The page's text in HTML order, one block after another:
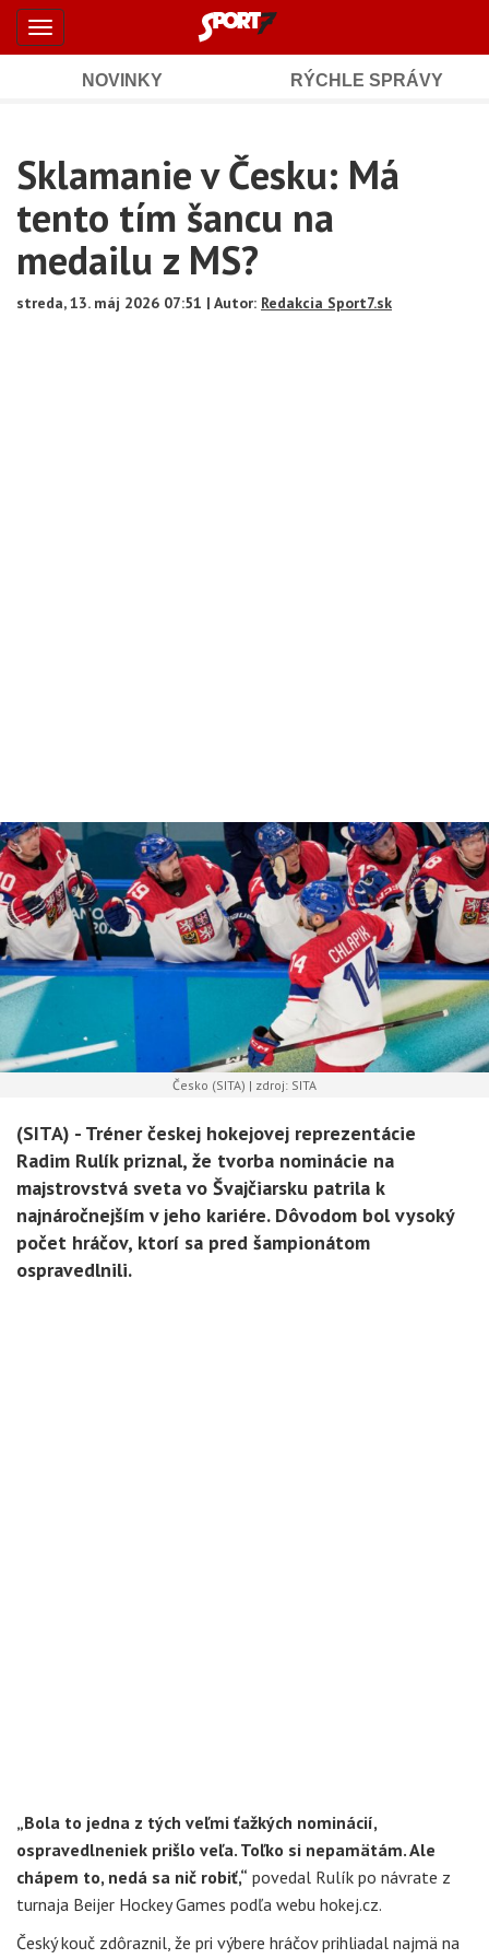
Šport7.sk
-
spravodajstvo
a
výsledky
Skočiť
hlavný
Toggle
navigation
Navigation
NOVINKY RÝCHLE SPRÁVY
Main
Content
Sklamanie v Česku: Má
tento tím šancu na
medailu z MS?
streda, 13. máj 2026 07:51 | Autor: Redakcia Sport7.sk
Česko (SITA) | zdroj: SITA
(SITA) - Tréner českej hokejovej reprezentácie
Radim Rulík priznal, že tvorba nominácie na
majstrovstvá sveta vo Švajčiarsku patrila k
najnáročnejším v jeho kariére. Dôvodom bol vysoký
počet hráčov, ktorí sa pred šampionátom
ospravedlnili.
„Bola to jedna z tých veľmi ťažkých nominácií,
ospravedlneniek prišlo veľa. Toľko si nepamätám. Ale
chápem to, nedá sa nič robiť,“ povedal Rulík po návrate z
turnaja Beijer Hockey Games podľa webu hokej.cz.
Český kouč zdôraznil, že pri výbere hráčov prihliadal najmä na